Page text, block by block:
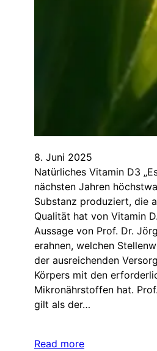
8. Juni 2025
Natürliches Vitamin D3
nächsten Jahren
Substanz produziert, die
Qualität hat von Vitamin
Aussage von Prof. Dr.
erahnen, welchen
der ausreichenden
Körpers mit den
Mikronährstoffen hat.
gilt als der…
Read more